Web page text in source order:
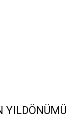
YILDÖNÜMÜ